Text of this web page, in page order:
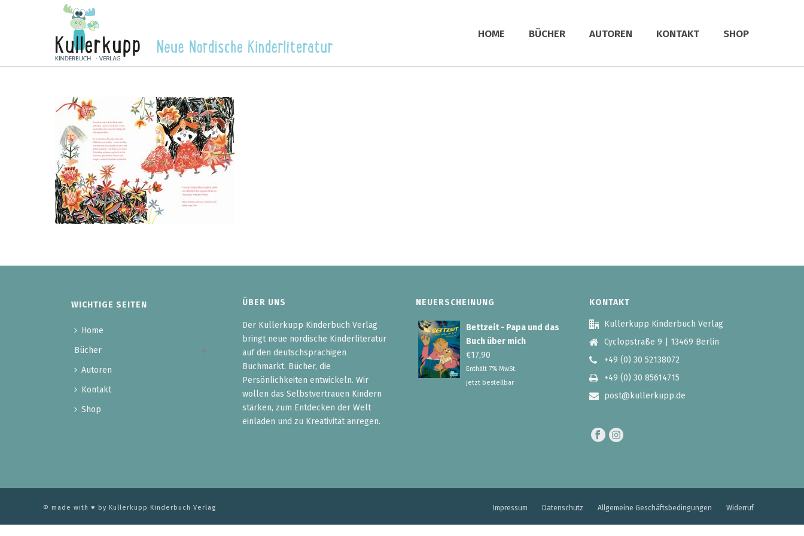
HOME BÜCHER AUTOREN KONTAKT SHOP
WICHTIGE SEITEN
Home
Bücher
Autoren
Kontakt
Shop
ÜBER UNS
Der Kullerkupp Kinderbuch Verlag
bringt neue nordische Kinderliteratur
auf den deutschsprachigen
Buchmarkt. Bücher, die
Persönlichkeiten entwickeln. Wir
wollen das Selbstvertrauen Kindern
stärken, zum Entdecken der Welt
einladen und zu Kreativität anregen.
NEUERSCHEINUNG
Bettzeit - Papa und das
Buch über mich
€17,90
Enthält 7% MwSt.
jetzt bestellbar
KONTAKT
Kullerkupp Kinderbuch Verlag
Cyclopstraße 9 | 13469 Berlin
+49 (0) 30 52138072
+49 (0) 30 85614715
post@kullerkupp.de
© made with ♥ by Kullerkupp Kinderbuch Verlag Impressum Datenschutz Allgemeine Geschäftsbedingungen Widerruf